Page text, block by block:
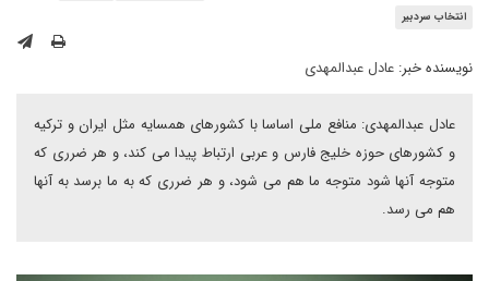
انتخاب سردبیر
نویسنده خبر: عادل عبدالمهدی
عادل عبدالمهدی: منافع ملی اساسا با کشورهای همسایه مثل ایران و ترکیه
و کشورهای حوزه خلیج فارس و عربی ارتباط پیدا می کند، و هر ضرری که
متوجه آنها شود متوجه ما هم می شود، و هر ضرری که به ما برسد به آنها
هم می رسد.